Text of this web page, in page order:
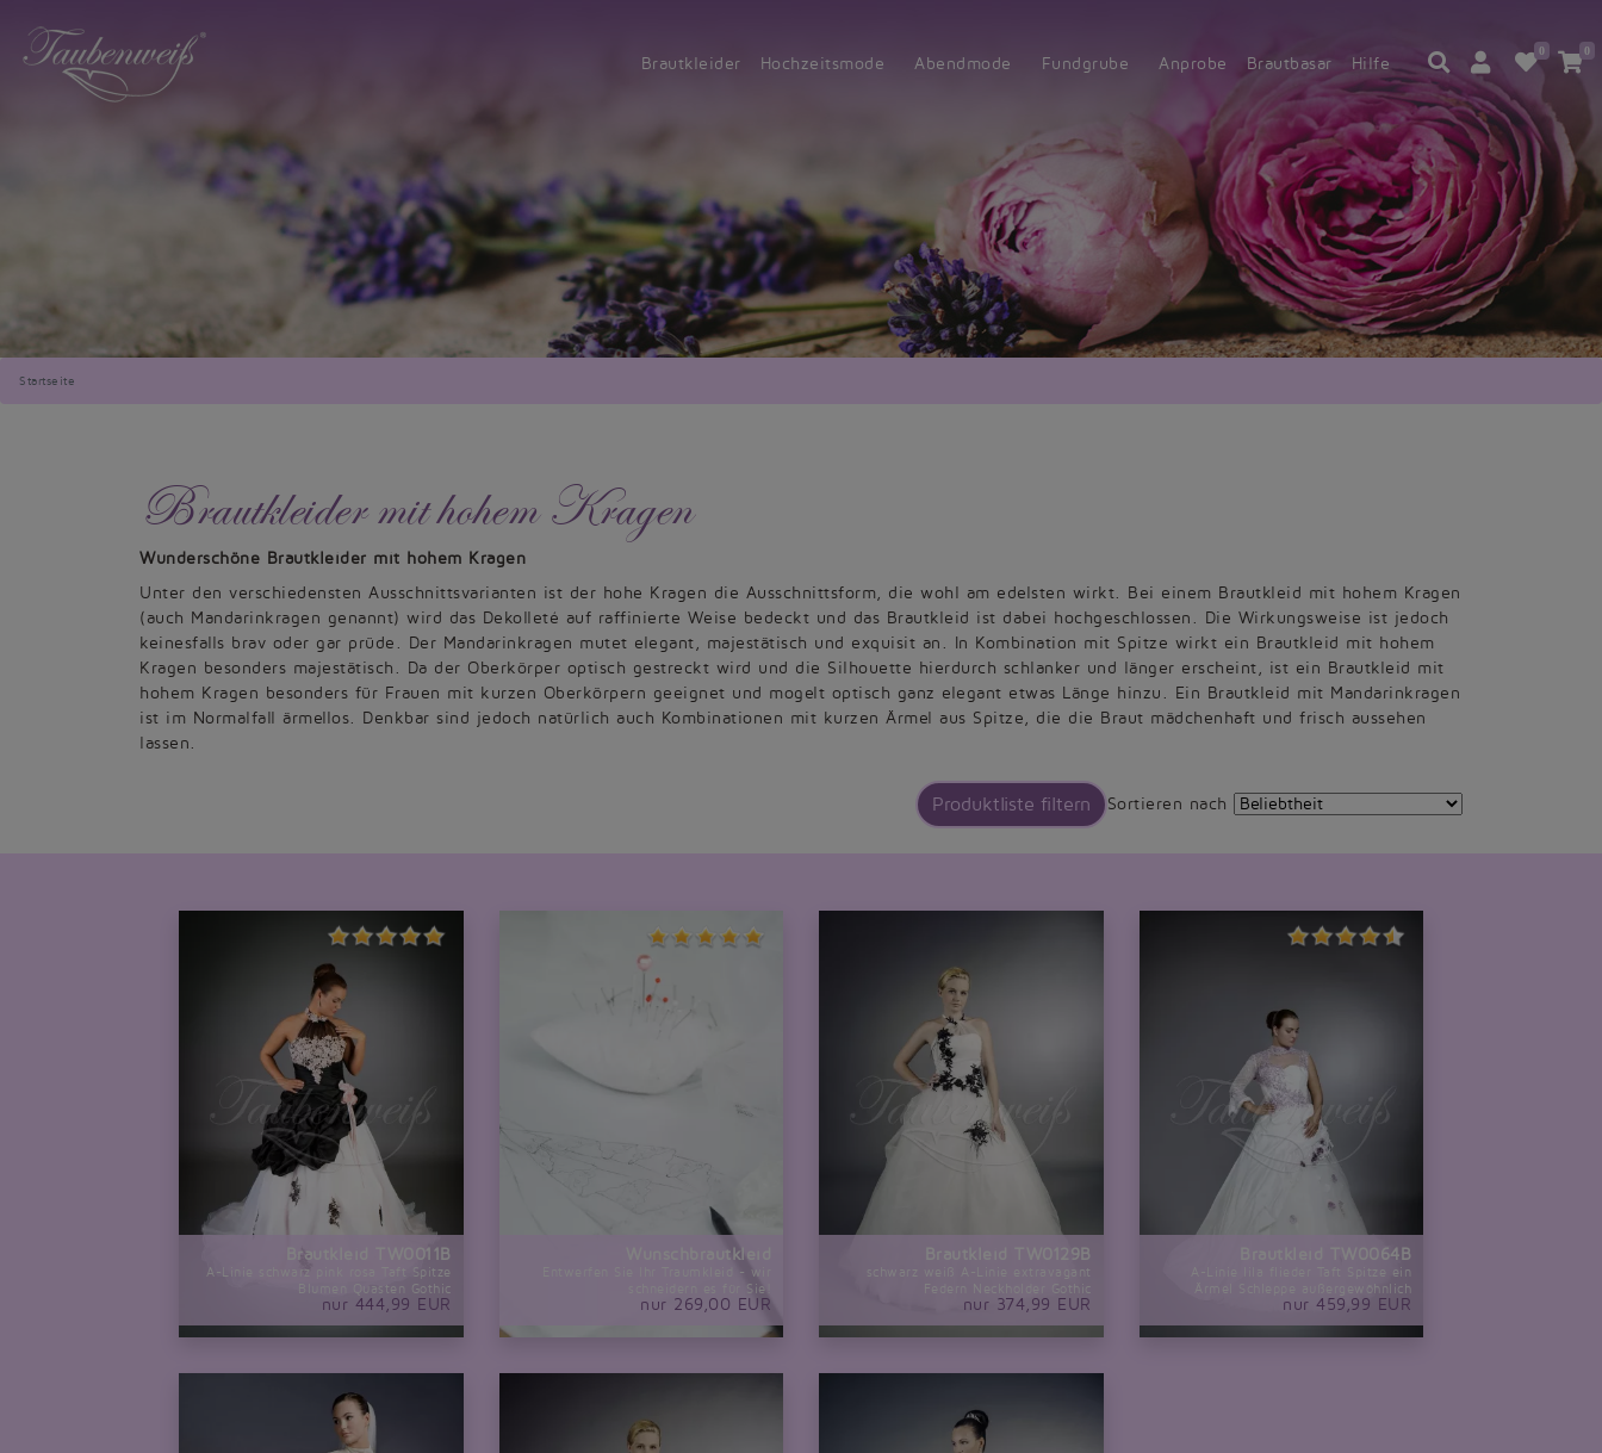
Brautkleider Hochzeitsmode Abendmode Fundgrube Anprobe Brautbasar Hilfe
0 0
Startseite
Brautkleider mit hohem Kragen
Wunderschöne Brautkleider mit hohem Kragen
Unter den verschiedensten Ausschnittsvarianten ist der hohe Kragen die Ausschnittsform, die wohl am edelsten wirkt. Bei einem Brautkleid mit hohem Kragen
(auch Mandarinkragen genannt) wird das Dekolleté auf raffinierte Weise bedeckt und das Brautkleid ist dabei hochgeschlossen. Die Wirkungsweise ist jedoch
keinesfalls brav oder gar prüde. Der Mandarinkragen mutet elegant, majestätisch und exquisit an. In Kombination mit Spitze wirkt ein Brautkleid mit hohem
Kragen besonders majestätisch. Da der Oberkörper optisch gestreckt wird und die Silhouette hierdurch schlanker und länger erscheint, ist ein Brautkleid mit
hohem Kragen besonders für Frauen mit kurzen Oberkörpern geeignet und mogelt optisch ganz elegant etwas Länge hinzu. Ein Brautkleid mit Mandarinkragen
ist im Normalfall ärmellos. Denkbar sind jedoch natürlich auch Kombinationen mit kurzen Ärmel aus Spitze, die die Braut mädchenhaft und frisch aussehen
lassen.
Produktliste filtern Sortieren nach
Brautkleid TW0011B
A-Linie schwarz pink rosa Taft Spitze
Blumen Quasten Gothic
nur 444,99 EUR
Wunschbrautkleid
Entwerfen Sie Ihr Traumkleid - wir
schneidern es für Sie!
nur 269,00 EUR
Brautkleid TW0129B
schwarz weiß A-Linie extravagant
Federn Neckholder Gothic
nur 374,99 EUR
Brautkleid TW0064B
A-Linie lila flieder Taft Spitze ein
Ärmel Schleppe außergewöhnlich
nur 459,99 EUR